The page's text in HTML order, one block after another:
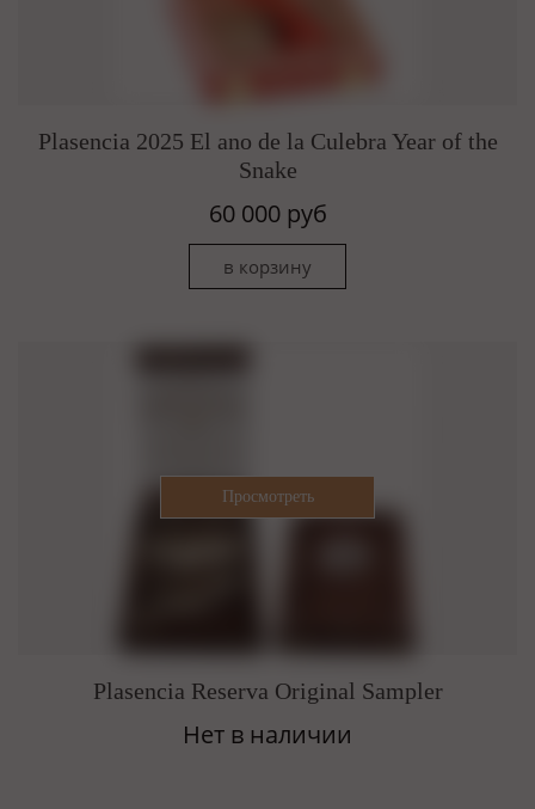
Plasencia 2025 El ano de la Culebra Year of the
Snake
60 000 руб
Plasencia Reserva Original Sampler
Нет в наличии